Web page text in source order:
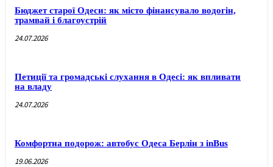
Бюджет старої Одеси: як місто фінансувало водогін,
трамвай і благоустрій
24.07.2026
Петиції та громадські слухання в Одесі: як впливати
на владу
24.07.2026
Комфортна подорож: автобус Одеса Берлін з inBus
19.06.2026